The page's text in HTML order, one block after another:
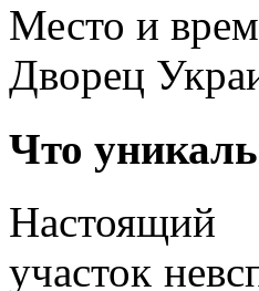
Место и
Дворец
Что
Настоящий
участок